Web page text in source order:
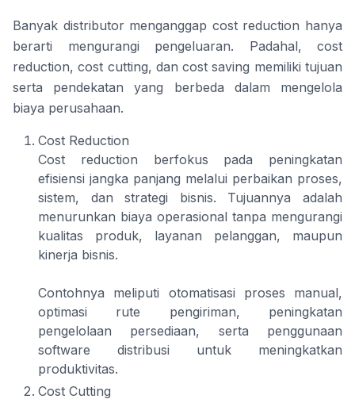
Banyak distributor menganggap cost reduction hanya
berarti mengurangi pengeluaran. Padahal, cost
reduction, cost cutting, dan cost saving memiliki tujuan
serta pendekatan yang berbeda dalam mengelola
biaya perusahaan.
Cost Reduction
Cost reduction berfokus pada peningkatan
efisiensi jangka panjang melalui perbaikan proses,
sistem, dan strategi bisnis. Tujuannya adalah
menurunkan biaya operasional tanpa mengurangi
kualitas produk, layanan pelanggan, maupun
kinerja bisnis.
Contohnya meliputi otomatisasi proses manual,
optimasi rute pengiriman, peningkatan
pengelolaan persediaan, serta penggunaan
software distribusi untuk meningkatkan
produktivitas.
Cost Cutting